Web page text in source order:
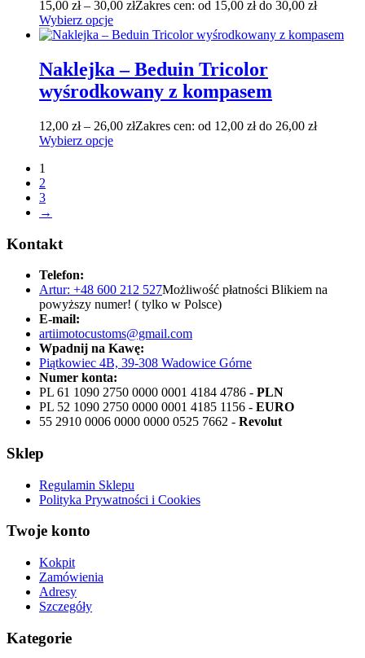
15,00 zł – 30,00 złZakres cen: od 15,00 zł do 30,00 zł
Wybierz opcje
Naklejka – Beduin Tricolor
wyśrodkowany z kompasem
12,00 zł – 26,00 złZakres cen: od 12,00 zł do 26,00 zł
Wybierz opcje
1
2
3
→
Kontakt
Telefon:
Artur: +48 600 212 527Możliwość płatności Blikiem na
powyższy numer! ( tylko w Polsce)
E-mail:
artiimotocustoms@gmail.com
Wpadnij na Kawę:
Piątkowiec 4B, 39-308 Wadowice Górne
Numer konta:
PL 61 1090 2750 0000 0001 4184 4786 - PLN
PL 52 1090 2750 0000 0001 4185 1156 - EURO
55 2910 0006 0000 0000 0525 7662 - Revolut
Sklep
Regulamin Sklepu
Polityka Prywatności i Cookies
Twoje konto
Kokpit
Zamówienia
Adresy
Szczegóły
Kategorie